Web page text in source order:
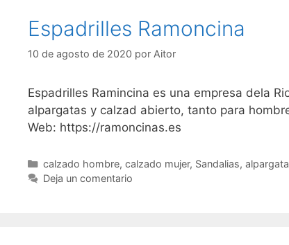
Espadrilles Ramoncina
10 de agosto de 2020 por Aitor
Espadrilles Ramincina es una empresa dela
alpargatas y calzad abierto, tanto para
Web: https://ramoncinas.es
Categorías
calzado hombre, calzado mujer, Sandalias,
Deja un comentario